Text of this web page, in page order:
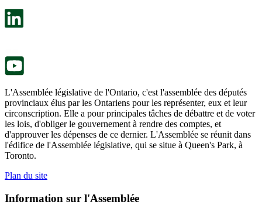
L'Assemblée législative de l'Ontario, c'est l'assemblée des députés
provinciaux élus par les Ontariens pour les représenter, eux et leur
circonscription. Elle a pour principales tâches de débattre et de voter
les lois, d'obliger le gouvernement à rendre des comptes, et
d'approuver les dépenses de ce dernier. L'Assemblée se réunit dans
l'édifice de l'Assemblée législative, qui se situe à Queen's Park, à
Toronto.
Plan du site
Information sur l'Assemblée